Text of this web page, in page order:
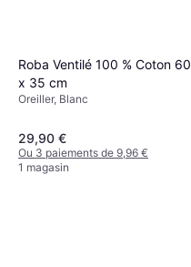
Roba Ventilé 100 % Coton 60
x 35 cm
Oreiller, Blanc
29,90 €
Ou 3 paiements de 9,96 €
1 magasin